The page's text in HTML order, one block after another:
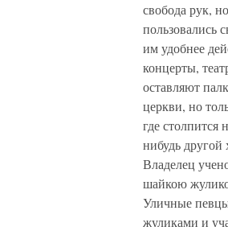
свобода рук,
пользовались
им удобнее
концерты,
оставляют
церкви, но
где столпится
нибудь другой
Владелец
шайкою
Уличные
жуликами и